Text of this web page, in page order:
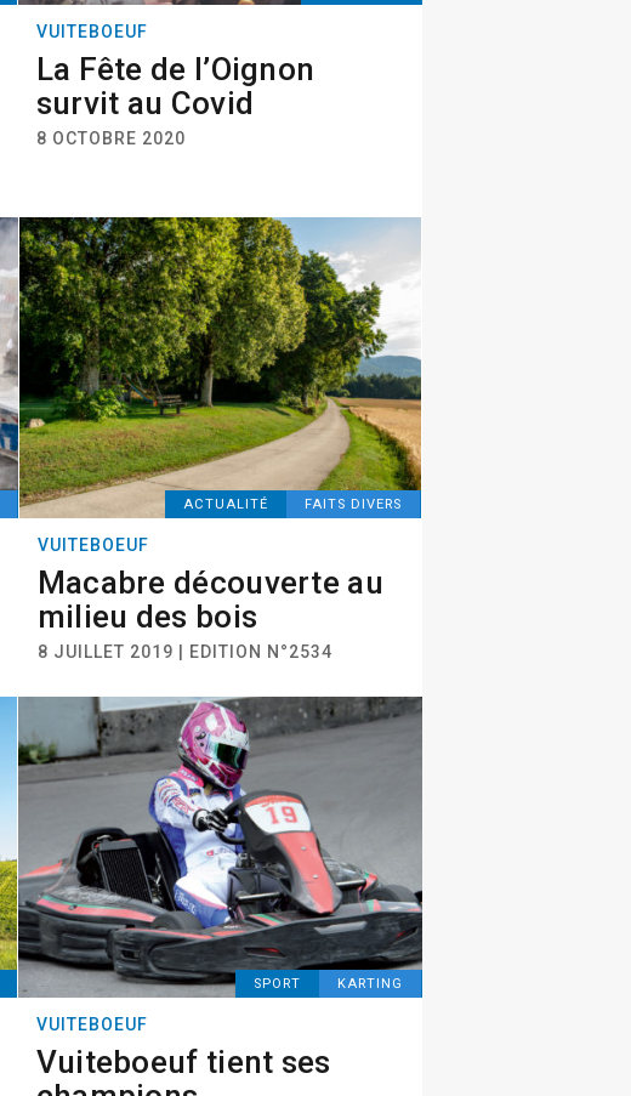
VUITEBOEUF
La Fête de l’Oignon
survit au Covid
8 OCTOBRE 2020
ACTUALITÉ FAITS DIVERS
VUITEBOEUF
Macabre découverte au
milieu des bois
8 JUILLET 2019 | EDITION N°2534
SPORT KARTING
VUITEBOEUF
Vuiteboeuf tient ses